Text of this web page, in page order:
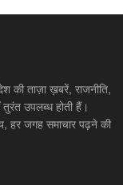
ताज़ा ख़बरें, राजनीति,
उपलब्ध होती हैं।
हर जगह समाचार पढ़ने की